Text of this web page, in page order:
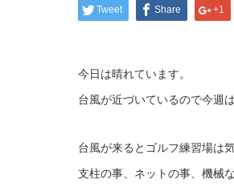
Tweet Share +1
今日は晴れています。
台風が近づいているので今週
台風が来るとゴルフ練習場は
支柱の事、ネットの事、機械